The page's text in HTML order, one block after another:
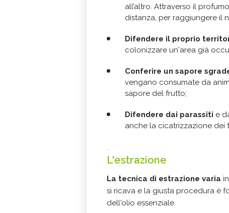
all’altro. Attraverso il
distanza, per raggiungere il
Difendere il proprio
colonizzare un'area già
Conferire un sapore
vengano consumate da
sapore del frutto;
Difendere dai parassiti e
anche la cicatrizzazione dei
.
L'estrazione
La tecnica di estrazione varia
si ricava e la giusta procedura è
dell'olio essenziale.